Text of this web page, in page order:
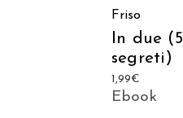
Friso
In due (5
segreti)
1,99€
Ebook